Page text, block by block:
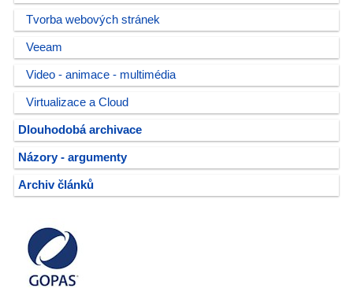
Tvorba webových stránek
Veeam
Video - animace - multimédia
Virtualizace a Cloud
Dlouhodobá archivace
Názory - argumenty
Archiv článků